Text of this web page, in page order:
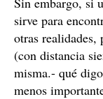
sirve para
otras realidades,
(con distancia
misma.- qué
menos